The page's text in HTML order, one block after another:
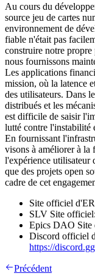
Au cours du
source jeu de cartes
environnement de
fiable n'était pas
construire notre propre
nous fournissons
Les applications
mission, où la latence
des utilisateurs. Dans
distribués et les
est difficile de saisir
lutté contre l'instabilité
En fournissant
visons à améliorer à la
l'expérience utilisateur
que des projets open
cadre de cet
Site officiel
SLV Site officiel:
Epics DAO Site
Discord officiel
https://
Précédent